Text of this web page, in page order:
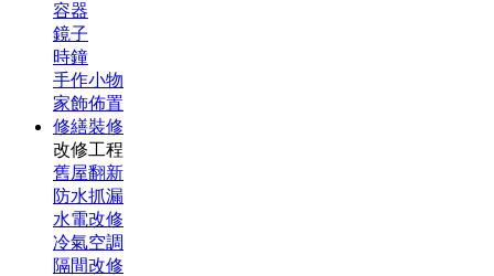
容器
鏡子
時鐘
手作小物
家飾佈置
修繕裝修
改修工程
舊屋翻新
防水抓漏
水電改修
冷氣空調
隔間改修